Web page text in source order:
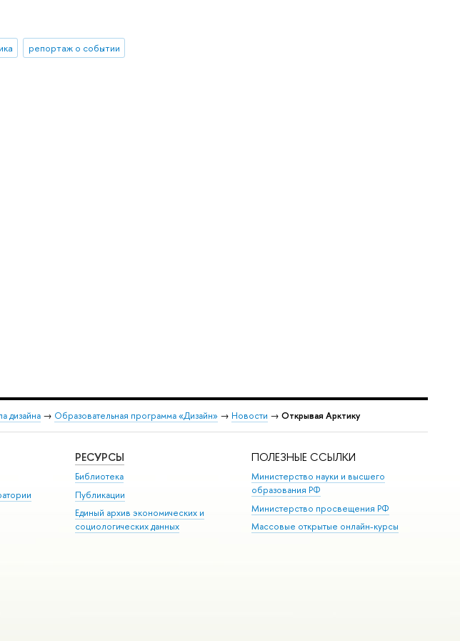
репортаж о событии
дизайна→ Образовательная программа «Дизайн» → Новости → Открывая Арктику
РЕСУРСЫ
Библиотека
Публикации
Единый архив экономических и
социологических данных
ПОЛЕЗНЫЕ ССЫЛКИ
Министерство науки и высшего
образования РФ
Министерство просвещения РФ
Массовые открытые онлайн-курсы